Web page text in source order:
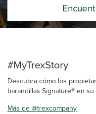
#MyTrexStory
Descubra cómo los
barandillas Signature® en
Más de @trexcompany